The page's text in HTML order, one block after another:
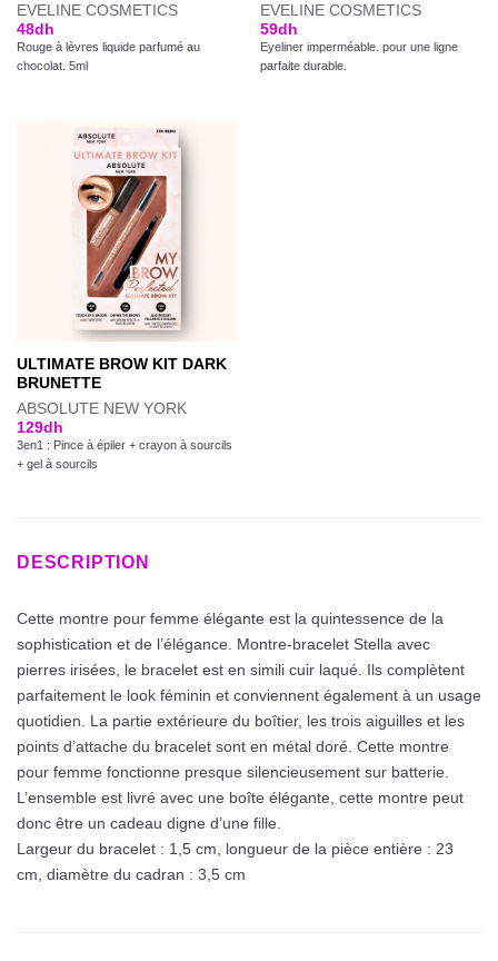
EVELINE COSMETICS
48dh
Rouge à lèvres liquide parfumé au
chocolat. 5ml
Note5.00
sur 5
EVELINE COSMETICS
59dh
Eyeliner imperméable. pour une ligne
parfaite durable.
ULTIMATE BROW KIT DARK
BRUNETTE
ABSOLUTE NEW YORK
129dh
3en1 : Pince à épiler + crayon à sourcils
+ gel à sourcils
DESCRIPTION
Cette montre pour femme élégante est la quintessence de la
sophistication et de l’élégance. Montre-bracelet Stella avec
pierres irisées, le bracelet est en simili cuir laqué. Ils complètent
parfaitement le look féminin et conviennent également à un usage
quotidien. La partie extérieure du boîtier, les trois aiguilles et les
points d’attache du bracelet sont en métal doré. Cette montre
pour femme fonctionne presque silencieusement sur batterie.
L’ensemble est livré avec une boîte élégante, cette montre peut
donc être un cadeau digne d’une fille.
Largeur du bracelet : 1,5 cm, longueur de la pièce entière : 23
cm, diamètre du cadran : 3,5 cm